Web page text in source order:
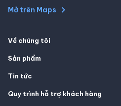
Mở trên Maps
Về chúng tôi
Sản phẩm
Tin tức
Quy trình hỗ trợ khách hàng